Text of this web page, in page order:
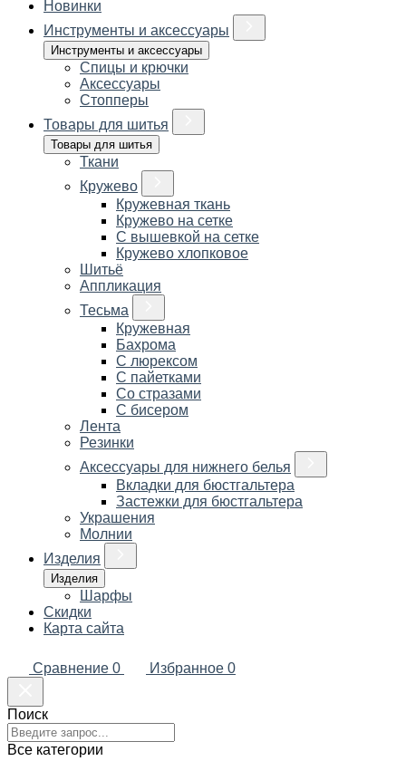
Новинки
Инструменты и аксессуары
Инструменты и аксессуары
Спицы и крючки
Аксессуары
Стопперы
Товары для шитья
Товары для шитья
Ткани
Кружево
Кружевная ткань
Кружево на сетке
С вышевкой на сетке
Кружево хлопковое
Шитьё
Аппликация
Тесьма
Кружевная
Бахрома
С люрексом
С пайетками
Со стразами
С бисером
Лента
Резинки
Аксессуары для нижнего белья
Вкладки для бюстгальтера
Застежки для бюстгальтера
Украшения
Молнии
Изделия
Изделия
Шарфы
Скидки
Карта сайта
Сравнение 0 Избранное 0
Поиск
Все категории